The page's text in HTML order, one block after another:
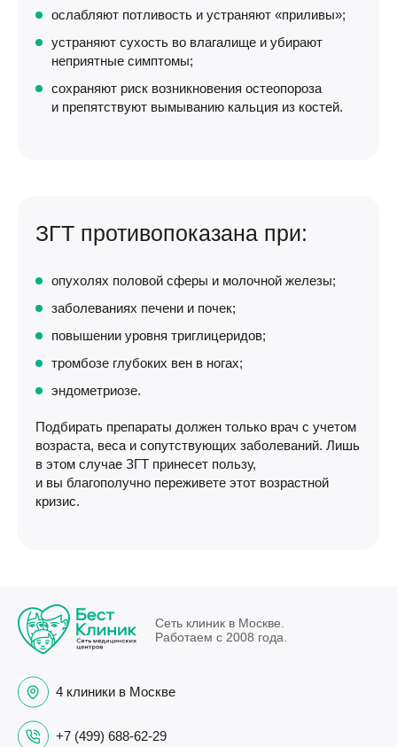
ослабляют потливость и устраняют «приливы»;
устраняют сухость во влагалище и убирают
неприятные симптомы;
сохраняют риск возникновения остеопороза
и препятствуют вымыванию кальция из костей.
ЗГТ противопоказана при:
опухолях половой сферы и молочной железы;
заболеваниях печени и почек;
повышении уровня триглицеридов;
тромбозе глубоких вен в ногах;
эндометриозе.
Подбирать препараты должен только врач с учетом
возраста, веса и сопутствующих заболеваний. Лишь
в этом случае ЗГТ принесет пользу,
и вы благополучно переживете этот возрастной
кризис.
Сеть клиник в Москве.
Работаем с 2008 года.
4 клиники в Москве
+7 (499) 688-62-29